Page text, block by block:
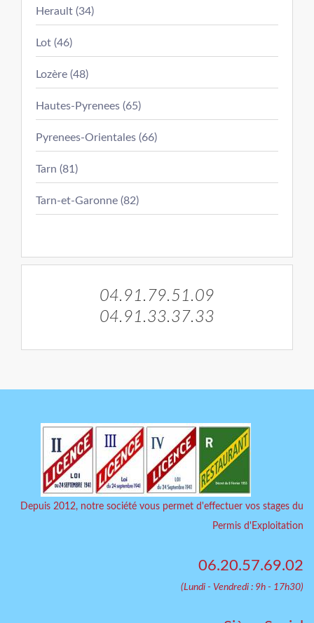
Herault (34)
Lot (46)
Lozère (48)
Hautes-Pyrenees (65)
Pyrenees-Orientales (66)
Tarn (81)
Tarn-et-Garonne (82)
04.91.79.51.09
04.91.33.37.33
Depuis 2012, notre société vous permet d'effectuer vos stages du
Permis d'Exploitation
06.20.57.69.02
(Lundi - Vendredi : 9h - 17h30)